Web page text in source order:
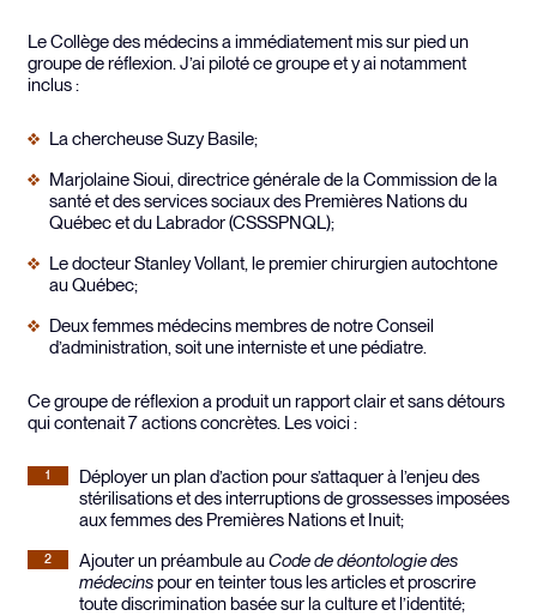
Le Collège des médecins a immédiatement mis sur pied un
groupe de réflexion. J’ai piloté ce groupe et y ai notamment
inclus :
La chercheuse Suzy Basile;
Marjolaine Sioui, directrice générale de la Commission de la
santé et des services sociaux des Premières Nations du
Québec et du Labrador (CSSSPNQL);
Le docteur Stanley Vollant, le premier chirurgien autochtone
au Québec;
Deux femmes médecins membres de notre Conseil
d’administration, soit une interniste et une pédiatre.
Ce groupe de réflexion a produit un rapport clair et sans détours
qui contenait 7 actions concrètes. Les voici :
Déployer un plan d’action pour s’attaquer à l’enjeu des
stérilisations et des interruptions de grossesses imposées
aux femmes des Premières Nations et Inuit;
Ajouter un préambule auCode de déontologie des
médecinspour en teinter tous les articles et proscrire
toute discrimination basée sur la culture et l’identité;